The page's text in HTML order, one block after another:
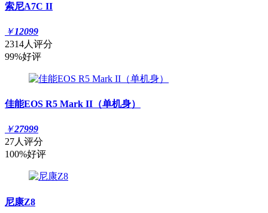
索尼A7C II
￥12099
2314人评分
99%好评
佳能EOS R5 Mark II（单机身）
￥27999
27人评分
100%好评
尼康Z8